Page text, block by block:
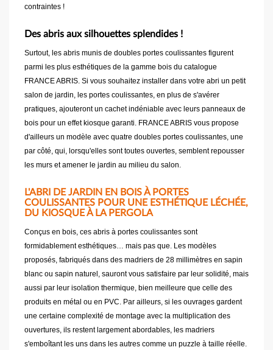
contraintes !
Des abris aux silhouettes splendides !
Surtout, les abris munis de doubles portes coulissantes figurent
parmi les plus esthétiques de la gamme bois du catalogue
FRANCE ABRIS. Si vous souhaitez installer dans votre abri un petit
salon de jardin, les portes coulissantes, en plus de s'avérer
pratiques, ajouteront un cachet indéniable avec leurs panneaux de
bois pour un effet kiosque garanti. FRANCE ABRIS vous propose
d'ailleurs un modèle avec quatre doubles portes coulissantes, une
par côté, qui, lorsqu'elles sont toutes ouvertes, semblent repousser
les murs et amener le jardin au milieu du salon.
L'ABRI DE JARDIN EN BOIS À PORTES
COULISSANTES POUR UNE ESTHÉTIQUE LÉCHÉE,
DU KIOSQUE À LA PERGOLA
Conçus en bois, ces abris à portes coulissantes sont
formidablement esthétiques… mais pas que. Les modèles
proposés, fabriqués dans des madriers de 28 millimètres en sapin
blanc ou sapin naturel, sauront vous satisfaire par leur solidité, mais
aussi par leur isolation thermique, bien meilleure que celle des
produits en métal ou en PVC. Par ailleurs, si les ouvrages gardent
une certaine complexité de montage avec la multiplication des
ouvertures, ils restent largement abordables, les madriers
s'emboîtant les uns dans les autres comme un puzzle à taille réelle.